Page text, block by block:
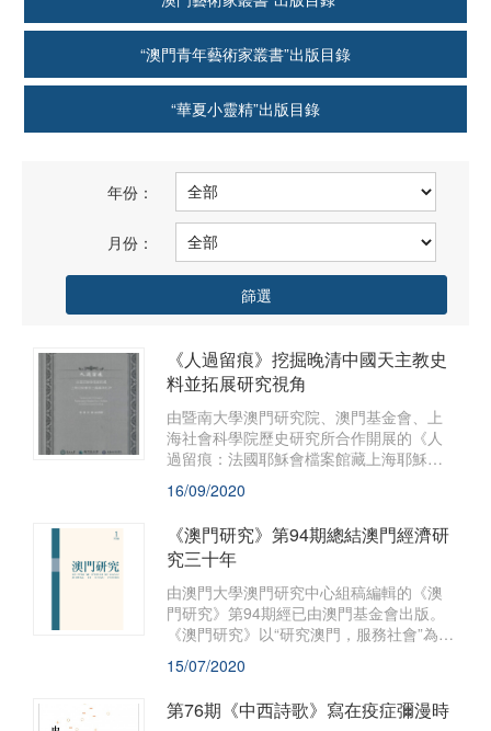
“澳門青年藝術家叢書”出版目錄
“華夏小靈精”出版目錄
年份：
月份：
篩選
《人過留痕》挖掘晚清中國天主教史
料並拓展研究視角
由暨南大學澳門研究院、澳門基金會、上
海社會科學院歷史研究所合作開展的《人
過留痕：法國耶穌會檔案館藏上海耶穌會
修士墓墓碑拓片》經已出版。該書收錄巴
黎法國耶穌會檔案館所藏169幅晚期上海聖
墓堂墓碑碑文拓片，以及《徐文定公辯學
章疏》拓片一幅，其出版在澳門學研究和
史料價值方面具有重要意義。
16/09/2020
《澳門研究》第94期總結澳門經濟研
究三十年
由澳門大學澳門研究中心組稿編輯的《澳
門研究》第94期經已由澳門基金會出版。
《澳門研究》以“研究澳門，服務社會”為宗
旨，透過選編、刊登海內外人文社會科學
的研究論文，薈萃各家學術思想，是推動
和深化“澳門學”建設的重要陣地，深受學界
關注。
15/07/2020
第76期《中西詩歌》寫在疫症彌漫時